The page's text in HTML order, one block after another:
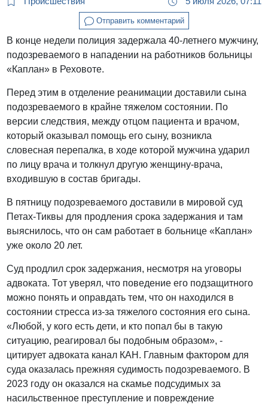
Отправить комментарий
В конце недели полиция задержала 40-летнего мужчину,
подозреваемого в нападении на работников больницы
«Каплан» в Реховоте.
Перед этим в отделение реанимации доставили сына
подозреваемого в крайне тяжелом состоянии. По
версии следствия, между отцом пациента и врачом,
который оказывал помощь его сыну, возникла
словесная перепалка, в ходе которой мужчина ударил
по лицу врача и толкнул другую женщину-врача,
входившую в состав бригады.
В пятницу подозреваемого доставили в мировой суд
Петах-Тиквы для продления срока задержания и там
выяснилось, что он сам работает в больнице «Каплан»
уже около 20 лет.
Суд продлил срок задержания, несмотря на уговоры
адвоката. Тот уверял, что поведение его подзащитного
можно понять и оправдать тем, что он находился в
состоянии стресса из-за тяжелого состояния его сына.
«Любой, у кого есть дети, и кто попал бы в такую
ситуацию, реагировал бы подобным образом», -
цитирует адвоката канал КАН. Главным фактором для
суда оказалась прежняя судимость подозреваемого. В
2023 году он оказался на скамье подсудимых за
насильственное преступление и повреждение